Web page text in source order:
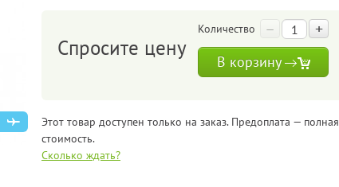
Количество +
–
В корзину
Спросите цену
Этот товар доступен только на заказ. Предоплата — полная
стоимость.
Сколько ждать?